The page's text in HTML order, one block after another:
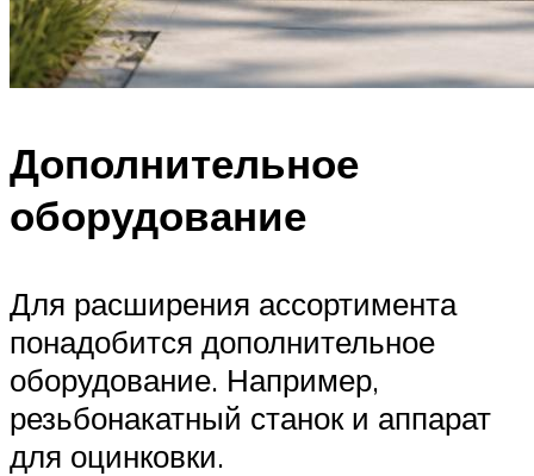
Дополнительное
оборудование
Для расширения ассортимента
понадобится дополнительное
оборудование. Например,
резьбонакатный станок и аппарат
для оцинковки.